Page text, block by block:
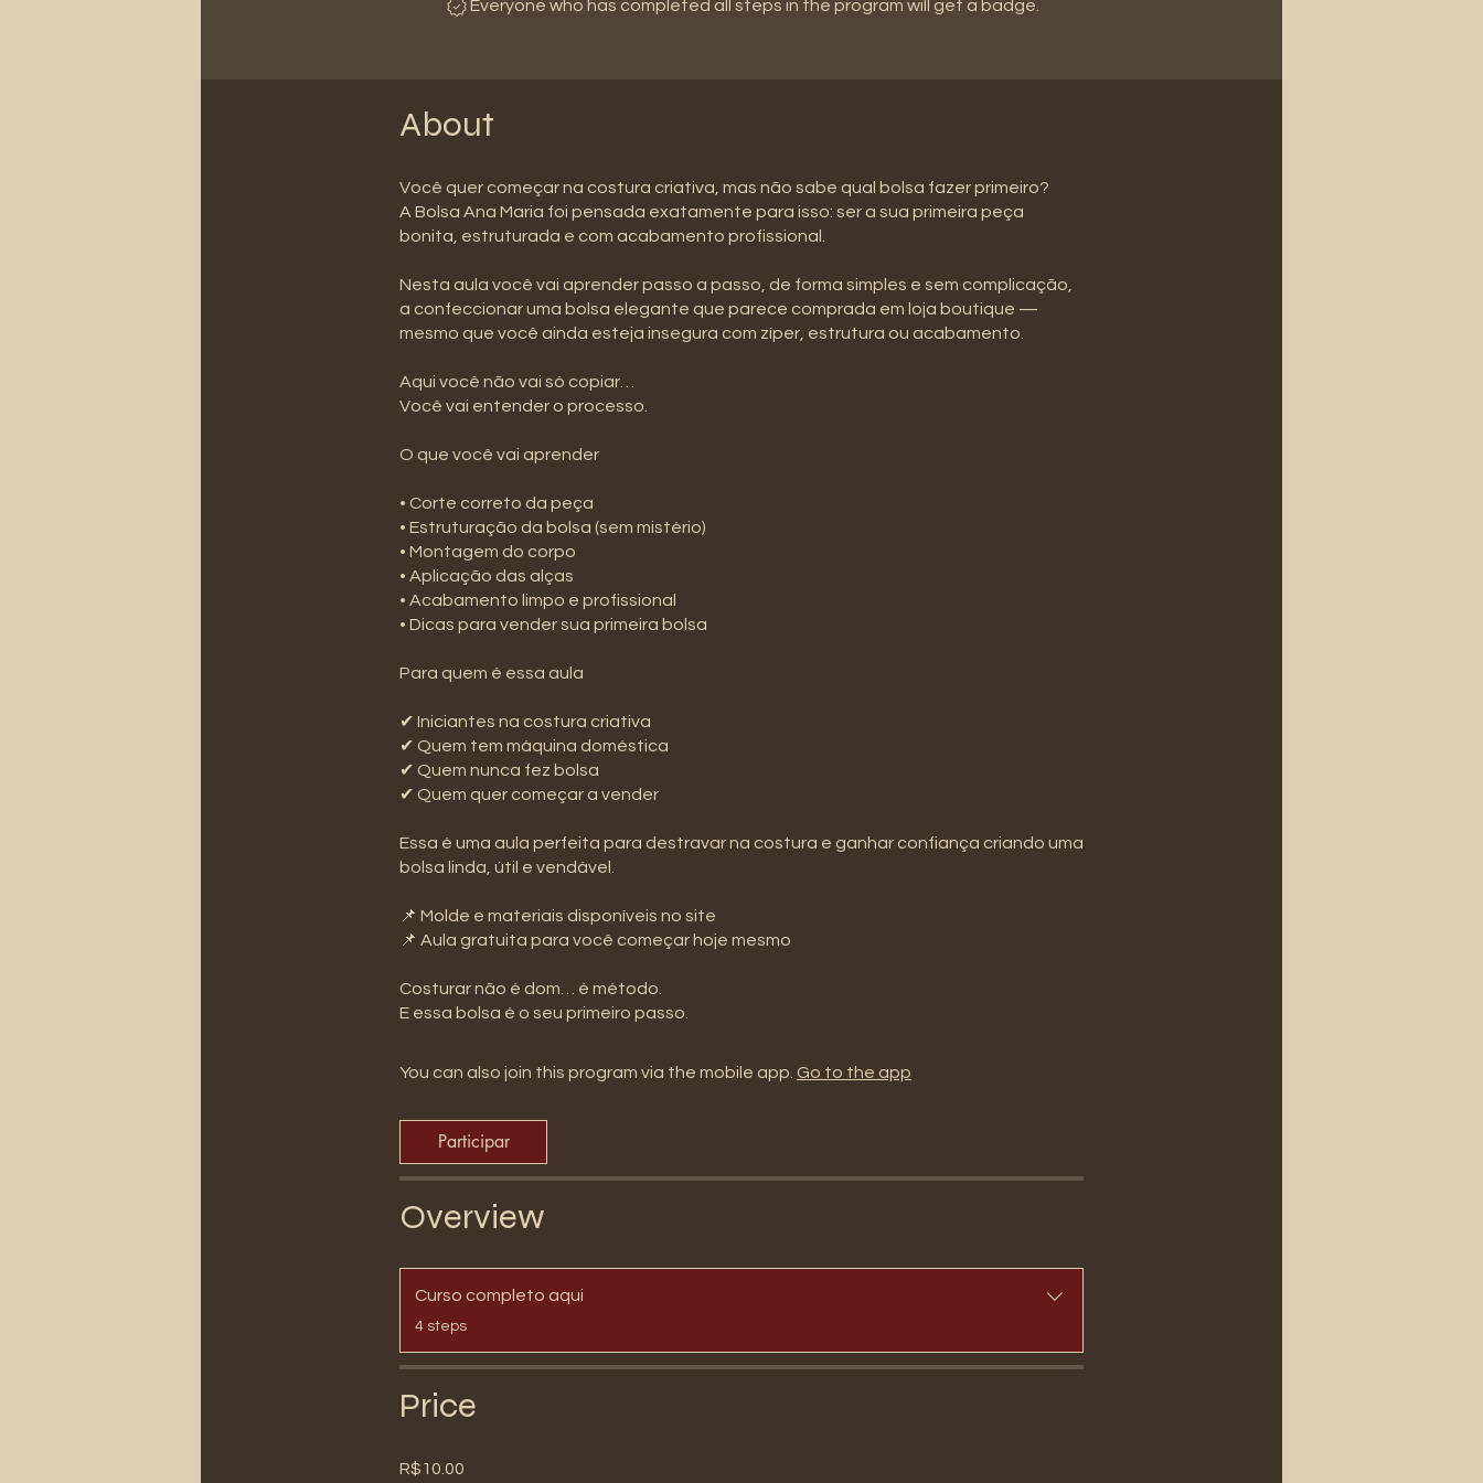
Everyone who has completed all steps in the program will get a badge.
About
Você quer começar na costura criativa, mas não sabe qual bolsa fazer primeiro?
A Bolsa Ana Maria foi pensada exatamente para isso: ser a sua primeira peça
bonita, estruturada e com acabamento profissional.
Nesta aula você vai aprender passo a passo, de forma simples e sem complicação,
a confeccionar uma bolsa elegante que parece comprada em loja boutique —
mesmo que você ainda esteja insegura com zíper, estrutura ou acabamento.
Aqui você não vai só copiar…
Você vai entender o processo.
O que você vai aprender
• Corte correto da peça
• Estruturação da bolsa (sem mistério)
• Montagem do corpo
• Aplicação das alças
• Acabamento limpo e profissional
• Dicas para vender sua primeira bolsa
Para quem é essa aula
✔ Iniciantes na costura criativa
✔ Quem tem máquina doméstica
✔ Quem nunca fez bolsa
✔ Quem quer começar a vender
Essa é uma aula perfeita para destravar na costura e ganhar confiança criando uma
bolsa linda, útil e vendável.
📌 Molde e materiais disponíveis no site
📌 Aula gratuita para você começar hoje mesmo
Costurar não é dom… é método.
You can also join this program via the mobile app. Go to the app
Participar
Overview
Curso completo aqui
.
4 steps
Price
R$10.00